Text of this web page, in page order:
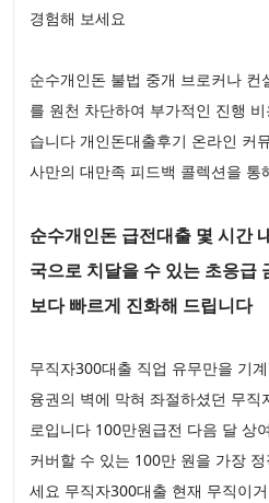
경험해 보세요
순수개인돈 불법 중개 브로커나 컨
를 원천 차단하여 부가적인 진행
습니다 개인돈대출후기 온라인 커
사만의 대만족 피드백 콜렉션을 통
순수개인돈 급전대출 몇 시간
국으로 치달을 수 있는 초응급
보다 빠르게 진화해 드립니다
무직자300대출 직업 유무만을 기
융권의 벽에 막혀 좌절하셨던 무직
로입니다 100만원급전 다음 달 상
커버할 수 있는 100만 원을 가장
세요 무직자300대출 현재 무직이